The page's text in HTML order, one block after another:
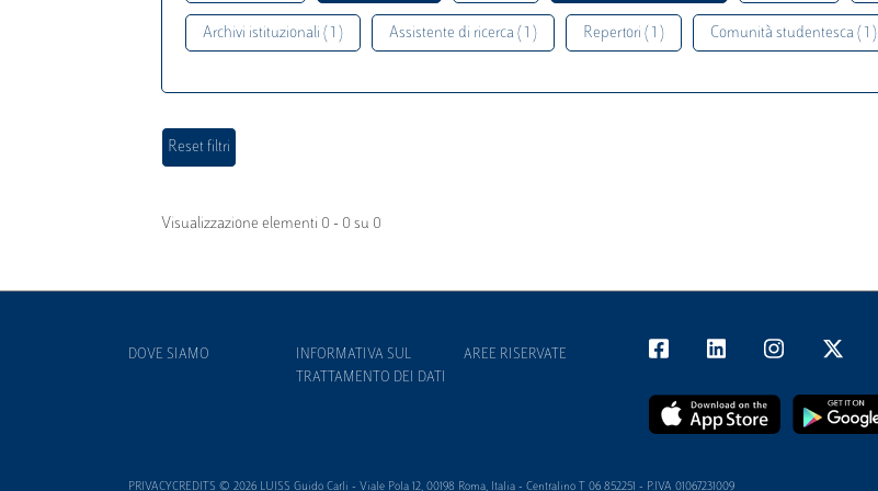
Archivi istituzionali ( 1 ) Assistente di ricerca ( 1 ) Repertori ( 1 ) Comunità studentesca ( 1 )
Visualizzazione elementi 0 - 0 su 0
DOVE SIAMO
INFORMATIVA SUL
TRATTAMENTO DEI DATI
AREE RISERVATE
PRIVACYCREDITS © 2026 LUISS Guido Carli - Viale Pola 12, 00198 Roma, Italia - Centralino T 06 852251 - P.IVA 01067231009